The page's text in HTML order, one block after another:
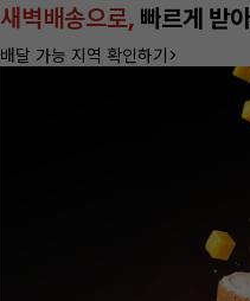
편한쇼핑무상보냉서비스
15만원이상 구매하고 혜택 누리기!